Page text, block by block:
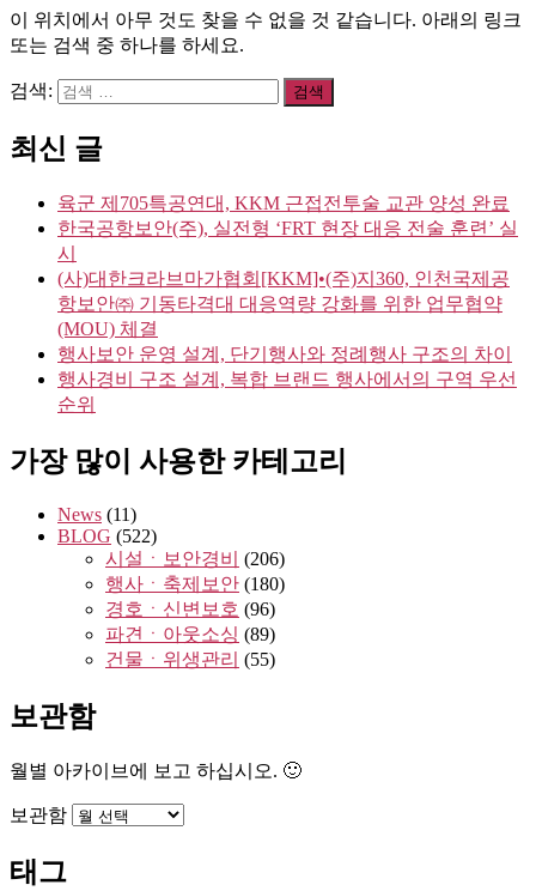
이 위치에서 아무 것도 찾을 수 없을 것 같습니다. 아래의 링크
또는 검색 중 하나를 하세요.
검색:
최신 글
육군 제705특공연대, KKM 근접전투술 교관 양성 완료
한국공항보안(주), 실전형 ‘FRT 현장 대응 전술 훈련’ 실
시
(사)대한크라브마가협회[KKM]•(주)지360, 인천국제공
항보안㈜ 기동타격대 대응역량 강화를 위한 업무협약
(MOU) 체결
행사보안 운영 설계, 단기행사와 정례행사 구조의 차이
행사경비 구조 설계, 복합 브랜드 행사에서의 구역 우선
순위
가장 많이 사용한 카테고리
News (11)
BLOG (522)
시설ㆍ보안경비
(206)
행사ㆍ축제보안 (180)
경호ㆍ신변보호 (96)
파견ㆍ아웃소싱 (89)
건물ㆍ위생관리 (55)
보관함
월별 아카이브에 보고 하십시오. 🙂
보관함
태그